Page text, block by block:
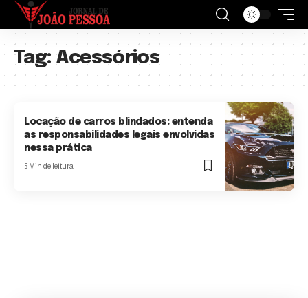
Tag: Acessórios
Locação de carros blindados: entenda
as responsabilidades legais envolvidas
nessa prática
5 Min de leitura